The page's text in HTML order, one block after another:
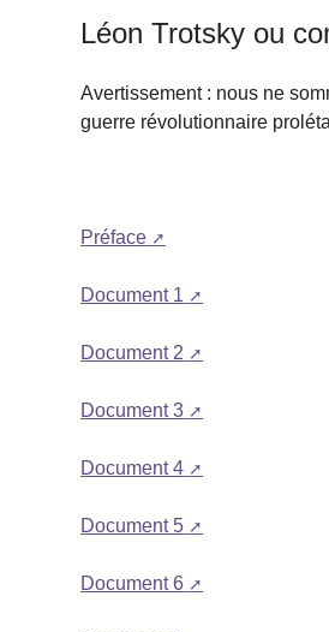
Léon Trotsky ou
Avertissement : nous ne
guerre révolutionnaire
Préface
Document 1
Document 2
Document 3
Document 4
Document 5
Document 6